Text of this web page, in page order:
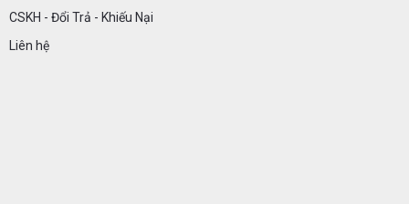
CSKH - Đổi Trả - Khiếu Nại
Liên hệ